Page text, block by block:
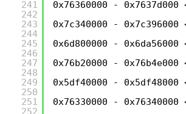
241
242
243
244
245
246
247
248
249
250
251
252
0x76360000 - 0x7637d000
0x7c340000 -
0x6d800000 -
0x76b20000 - 0x76b4e000
0x5df40000 - 0x5df48000
0x76330000 - 0x76340000